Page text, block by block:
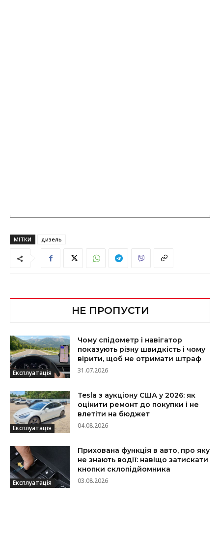
МІТКИ дизель
НЕ ПРОПУСТИ
Експлуатація
Чому спідометр і навігатор
показують різну швидкість і чому
вірити, щоб не отримати штраф
31.07.2026
Експлуатація
Tesla з аукціону США у 2026: як
оцінити ремонт до покупки і не
влетіти на бюджет
04.08.2026
Експлуатація
Прихована функція в авто, про яку
не знають водії: навіщо затискати
кнопки склопідйомника
03.08.2026